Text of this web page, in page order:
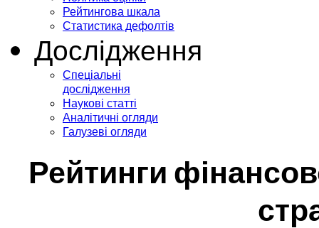
Рейтингова шкала
Статистика дефолтів
Дослідження
Спеціальні
дослідження
Наукові статті
Аналітичні огляди
Галузеві огляди
Рейтинги